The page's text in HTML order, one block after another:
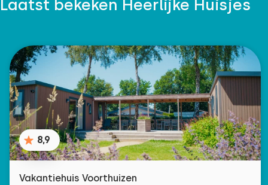
Laatst bekeken Heerlijke Huisjes
8,9
Vakantiehuis Voorthuizen